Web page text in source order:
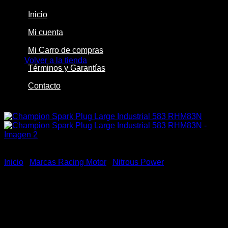
Volver a la tienda
Inicio
Mi cuenta
Mi Carro de compras
Términos y Garantías
Contacto
Inicio Marcas Racing Motor Nitrous Power